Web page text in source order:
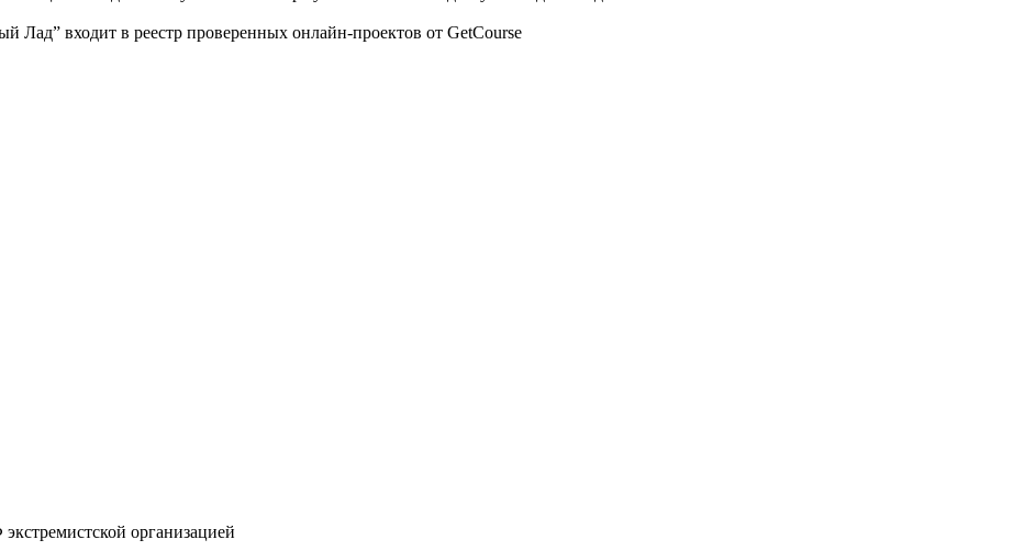
Лад” входит в реестр проверенных онлайн-проектов от GetCourse
организацией